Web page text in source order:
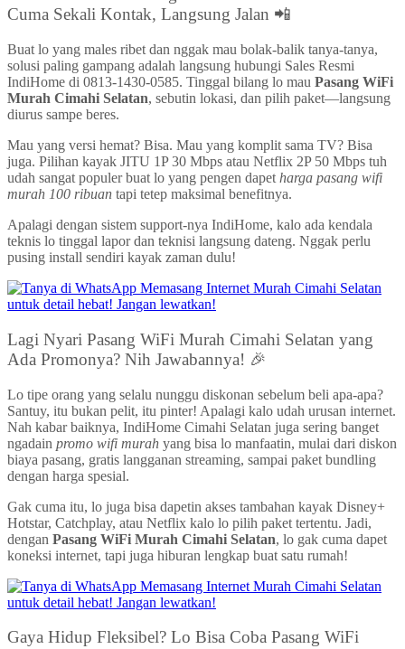
Cuma Sekali Kontak, Langsung Jalan 📲
Buat lo yang males ribet dan nggak mau bolak-balik tanya-tanya,
solusi paling gampang adalah langsung hubungi Sales Resmi
IndiHome di 0813-1430-0585. Tinggal bilang lo mau Pasang WiFi
Murah Cimahi Selatan, sebutin lokasi, dan pilih paket—langsung
diurus sampe beres.
Mau yang versi hemat? Bisa. Mau yang komplit sama TV? Bisa
juga. Pilihan kayak JITU 1P 30 Mbps atau Netflix 2P 50 Mbps tuh
udah sangat populer buat lo yang pengen dapet harga pasang wifi
murah 100 ribuan tapi tetep maksimal benefitnya.
Apalagi dengan sistem support-nya IndiHome, kalo ada kendala
teknis lo tinggal lapor dan teknisi langsung dateng. Nggak perlu
pusing install sendiri kayak zaman dulu!
Lagi Nyari Pasang WiFi Murah Cimahi Selatan yang
Ada Promonya? Nih Jawabannya! 🎉
Lo tipe orang yang selalu nunggu diskonan sebelum beli apa-apa?
Santuy, itu bukan pelit, itu pinter! Apalagi kalo udah urusan internet.
Nah kabar baiknya, IndiHome Cimahi Selatan juga sering banget
ngadain promo wifi murah yang bisa lo manfaatin, mulai dari diskon
biaya pasang, gratis langganan streaming, sampai paket bundling
dengan harga spesial.
Gak cuma itu, lo juga bisa dapetin akses tambahan kayak Disney+
Hotstar, Catchplay, atau Netflix kalo lo pilih paket tertentu. Jadi,
dengan Pasang WiFi Murah Cimahi Selatan, lo gak cuma dapet
koneksi internet, tapi juga hiburan lengkap buat satu rumah!
Gaya Hidup Fleksibel? Lo Bisa Coba Pasang WiFi